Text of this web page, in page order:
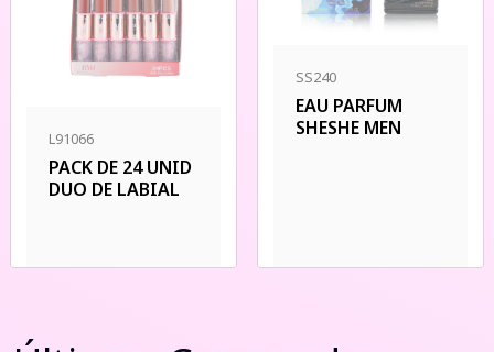
L91066
PACK DE 24 UNID
DUO DE LABIAL
SS240
EAU PARFUM
SHESHE MEN